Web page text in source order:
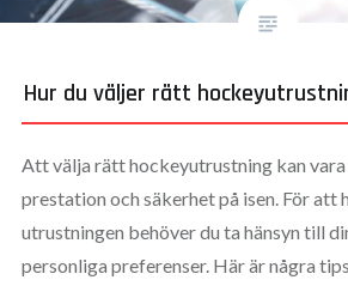
Hur du väljer rätt
Att välja rätt hockeyutrustning kan
prestation och säkerhet på isen. För att
utrustningen behöver du ta hänsyn till
personliga preferenser. Här är några